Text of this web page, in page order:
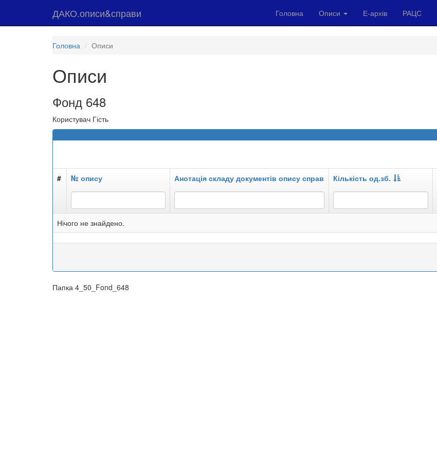
ДАКО.описи&справи Головна Описи Е-архів РАЦС
Головна Описи
Описи
Фонд 648
Користувач Гість
# № опису Анотація складу документів опису справ Кількість од.зб.
Нічого не знайдено.
Папка 4_50_Fond_648